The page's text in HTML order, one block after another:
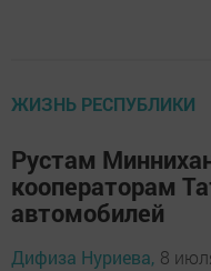
ЖИЗНЬ РЕСПУБЛИКИ
Рустам
кооператорам
автомобилей
Дифиза Нуриева, 8